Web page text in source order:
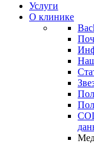
Услуги
О клинике